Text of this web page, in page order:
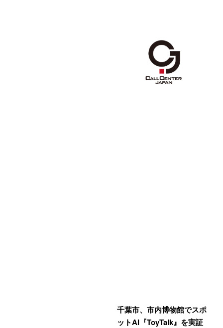
千葉市、市内博物館でスポ
ットAI『ToyTalk』を実証